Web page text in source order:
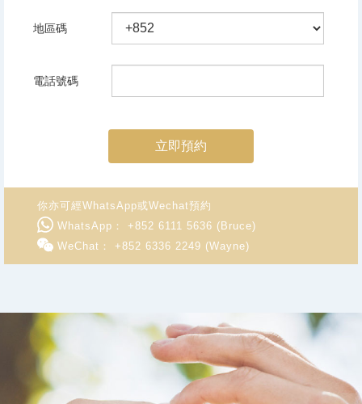
地區碼
電話號碼
立即預約
你亦可經WhatsApp或Wechat預約
WhatsApp： +852 6111 5636 (Bruce)
WeChat： +852 6336 2249 (Wayne)